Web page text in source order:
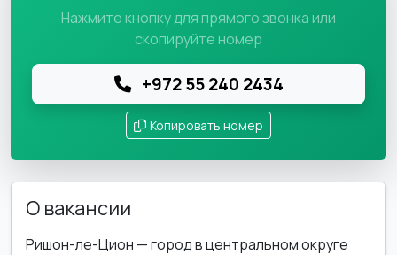
Нажмите кнопку для прямого звонка или
скопируйте номер
+972 55 240 2434
Копировать номер
О вакансии
Ришон-ле-Цион — город в центральном округе